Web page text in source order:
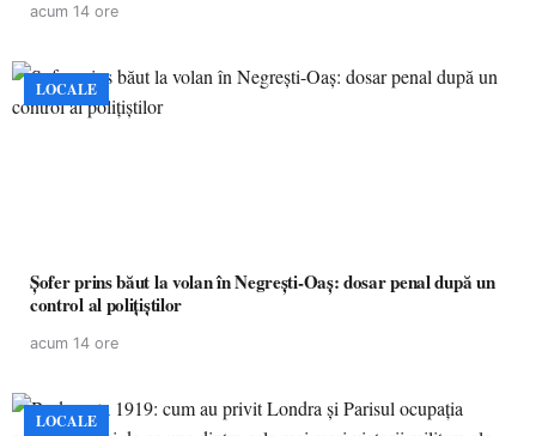
acum 14 ore
LOCALE
Șofer prins băut la volan în Negrești-Oaș: dosar penal după un
control al polițiștilor
acum 14 ore
LOCALE